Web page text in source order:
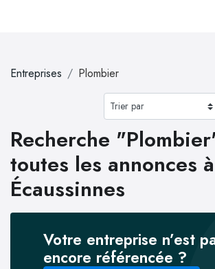
Entreprises Plombier
Recherche
toutes les annonces à
Écaussinnes
Votre entreprise n’est
encore référencée ?